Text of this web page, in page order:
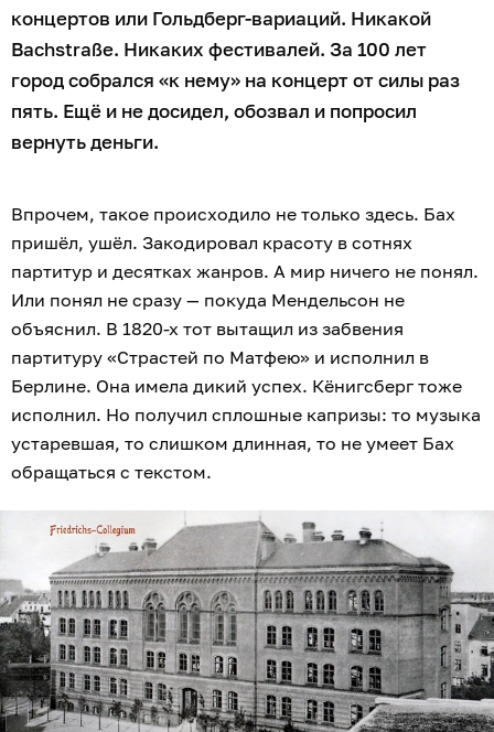
концертов или Гольдберг-вариаций. Никакой
Bachstraße. Никаких фестивалей. За 100 лет
город собрался «к нему» на концерт от силы раз
пять. Ещё и не досидел, обозвал и попросил
вернуть деньги.
Впрочем, такое происходило не только здесь. Бах
пришёл, ушёл. Закодировал красоту в сотнях
партитур и десятках жанров. А мир ничего не понял.
Или понял не сразу — покуда Мендельсон не
объяснил. В 1820-х тот вытащил из забвения
партитуру «Страстей по Матфею» и исполнил в
Берлине. Она имела дикий успех. Кёнигсберг тоже
исполнил. Но получил сплошные капризы: то музыка
устаревшая, то слишком длинная, то не умеет Бах
обращаться с текстом.